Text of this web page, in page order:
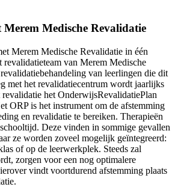
Merem Medische Revalidatie
Merem Medische Revalidatie in één
revalidatieteam van Merem Medische
van leerlingen die dit
met het revalidatiecentrum wordt jaarlijks
het OnderwijsRevalidatiePlan
ORP is het instrument om de afstemming
en revalidatie te bereiken. Therapieën
Deze vinden in sommige gevallen
ze worden zoveel mogelijk geïntegreerd:
of op de leerwerkplek. Steeds zal
zorgen voor een nog optimalere
vindt voortdurend afstemming plaats